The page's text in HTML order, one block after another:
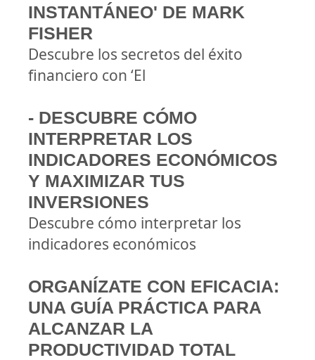
INSTANTÁNEO' DE MARK
FISHER
Descubre los secretos del éxito
financiero con ‘El
- DESCUBRE CÓMO
INTERPRETAR LOS
INDICADORES ECONÓMICOS
Y MAXIMIZAR TUS
INVERSIONES
Descubre cómo interpretar los
indicadores económicos
ORGANÍZATE CON EFICACIA:
UNA GUÍA PRÁCTICA PARA
ALCANZAR LA
PRODUCTIVIDAD TOTAL